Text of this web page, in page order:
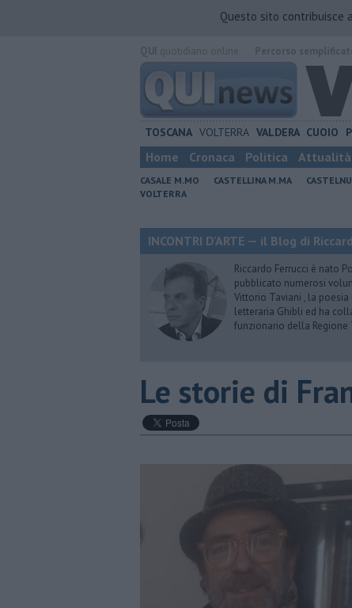
Questo sito contribuisce
TOSCANA VOLTERRA VALDERA CUOIO
Home Cronaca Politica Attualità
CASALE M.MO CASTELLINA M.MA
VOLTERRA
INCONTRI D'ARTE — il Blog di
Riccardo Ferrucci è nato
pubblicato numerosi
Vittorio Taviani , la poesia
letteraria Ghibli ed ha
funzionario della Regione
Le storie di